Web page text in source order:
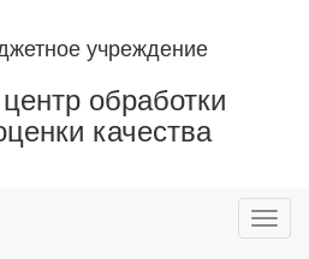
учреждение
обработки
качества